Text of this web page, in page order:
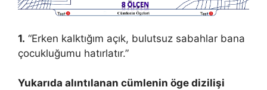
1. “Erken kalktığım açık, bulutsuz sabahlar bana
çocukluğumu hatırlatır.”
Yukarıda alıntılanan cümlenin öge dizilişi